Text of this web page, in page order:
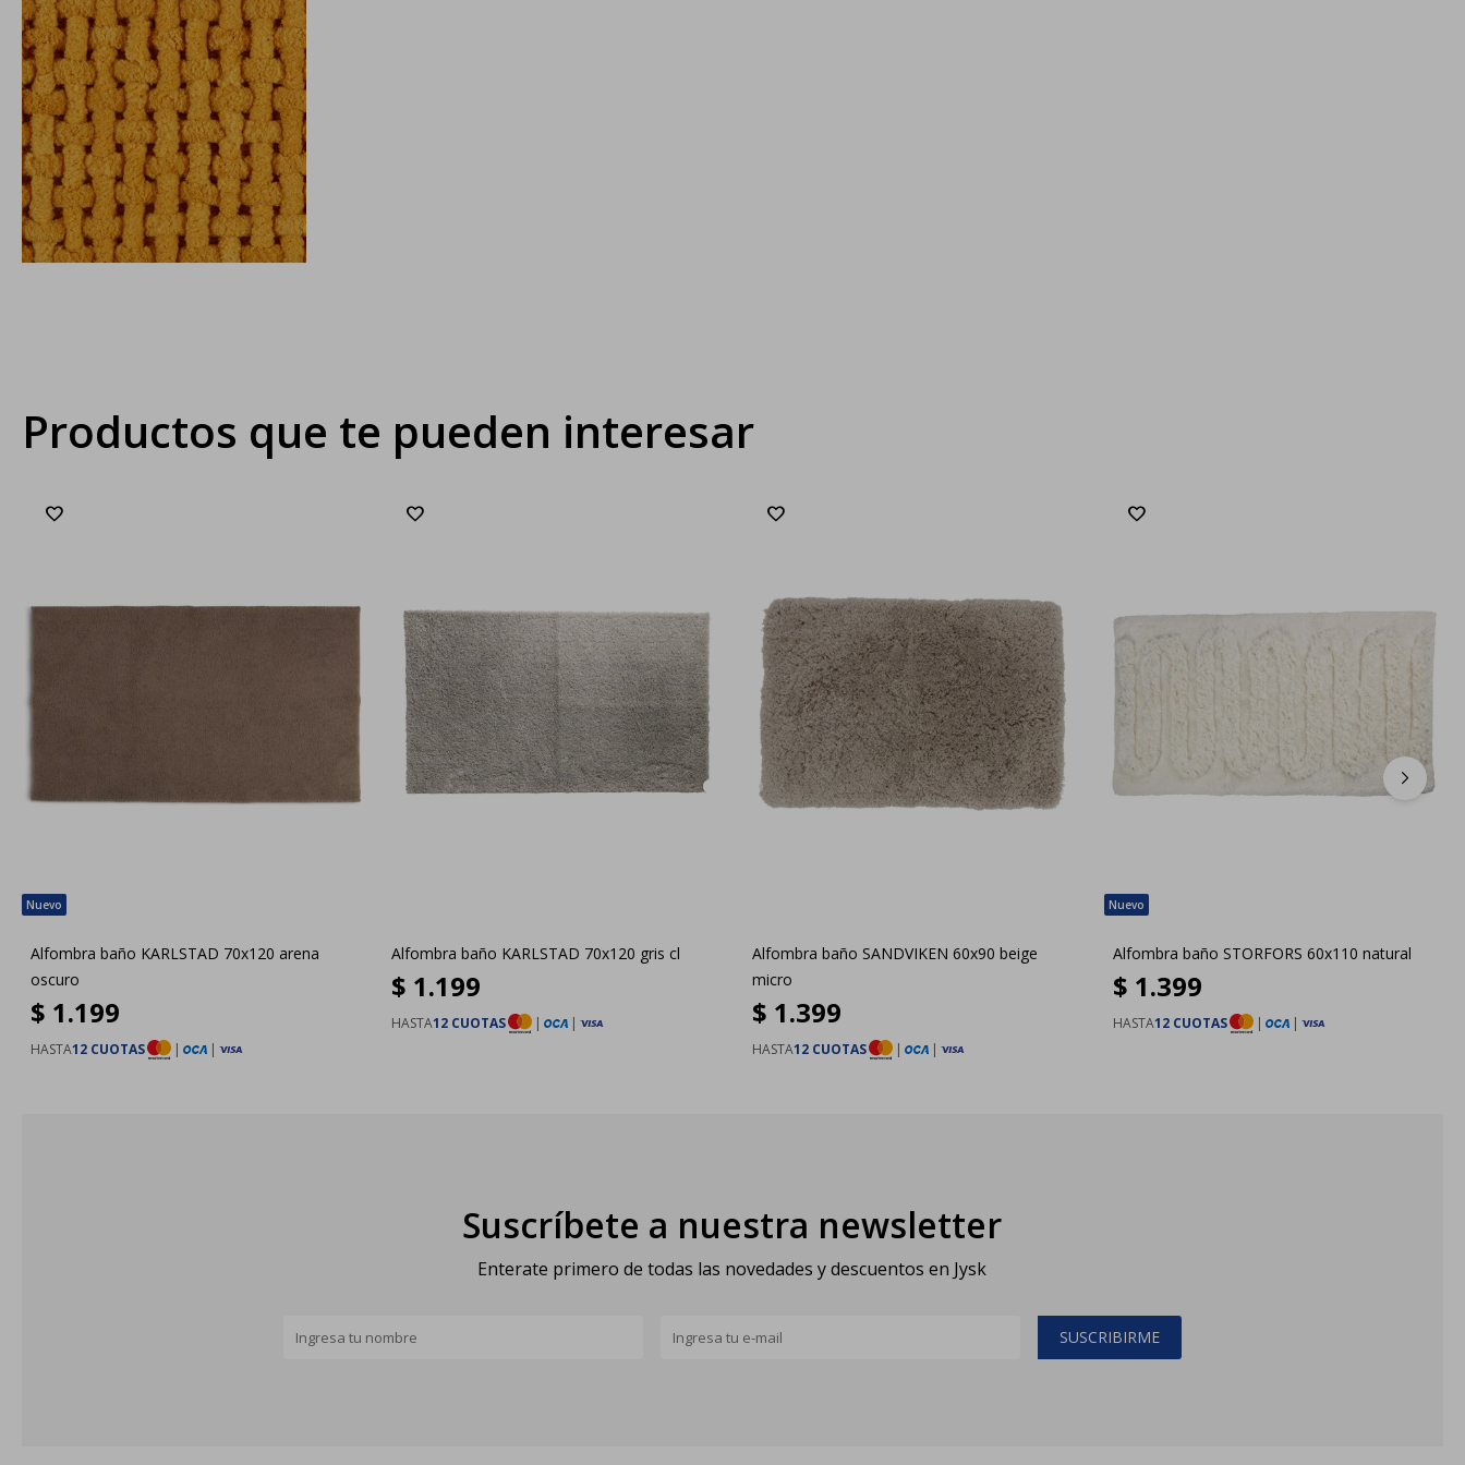
Productos que te pueden interesar
Alfombra baño KARLSTAD 70x120 arena
oscuro
$ 1.199
HASTA12 CUOTAS | |
Alfombra baño KARLSTAD 70x120 gris cl
$ 1.199
HASTA12 CUOTAS | |
Alfombra baño SANDVIKEN 60x90 beige
micro
$ 1.399
HASTA12 CUOTAS | |
Alfombra baño STORFORS 60x110 natural
$ 1.399
HASTA12 CUOTAS | |
Suscríbete a nuestra newsletter
Enterate primero de todas las novedades y descuentos en Jysk
SUSCRIBIRME